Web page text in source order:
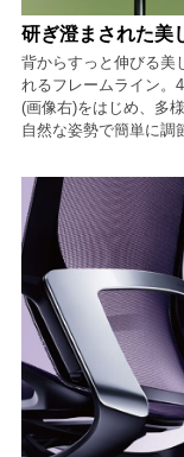
研ぎ澄まされた美
背からすっと伸びる美
れるフレームライン。
(画像右)をはじめ、多
自然な姿勢で簡単に調